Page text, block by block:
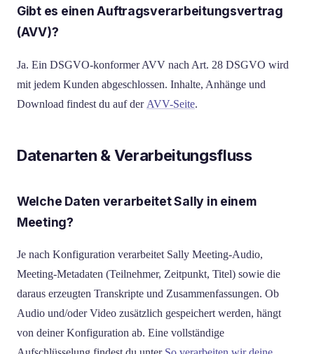
Gibt es einen Auftragsverarbeitungsvertrag
(AVV)?
Ja. Ein DSGVO-konformer AVV nach Art. 28 DSGVO wird
mit jedem Kunden abgeschlossen. Inhalte, Anhänge und
Download findest du auf der AVV-Seite.
Datenarten & Verarbeitungsfluss
Welche Daten verarbeitet Sally in einem
Meeting?
Je nach Konfiguration verarbeitet Sally Meeting-Audio,
Meeting-Metadaten (Teilnehmer, Zeitpunkt, Titel) sowie die
daraus erzeugten Transkripte und Zusammenfassungen. Ob
Audio und/oder Video zusätzlich gespeichert werden, hängt
von deiner Konfiguration ab. Eine vollständige